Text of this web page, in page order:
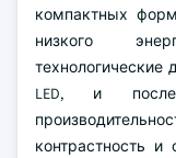
компактных
низкого
технологические
LED, и
контрастность